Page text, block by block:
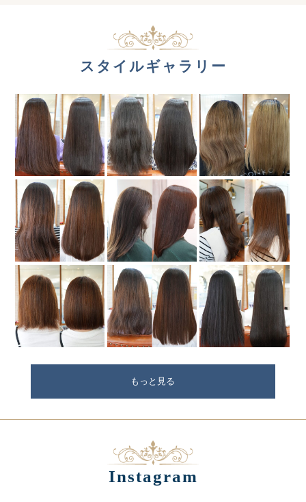
スタイルギャラリー
もっと見る
Instagram